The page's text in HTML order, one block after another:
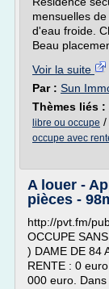
mensuelles
d'eau froide.
Beau
Voir la suite
Par : Sun
Thèmes liés :
libre ou occupe /
occupe avec
A louer -
pièces -
http://pvt.fm/
OCCUPE
) DAME DE 84
RENTE : 0
000 euro.